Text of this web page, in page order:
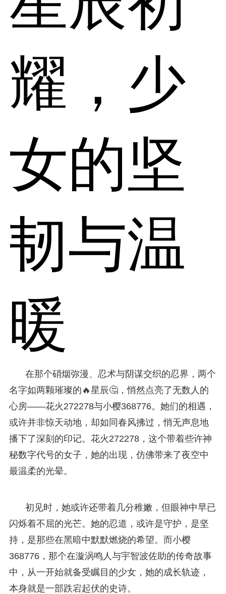
耀，少
女的坚
韧与温
暖
在那个硝烟弥漫、忍术与阴谋交织的忍界，两个
名字如两颗璀璨的🔥星辰🤔，悄然点亮了无数人的
心房——花火272278与小樱368776。她们的相遇，
或许并非惊天动地，却如同春风拂过，悄无声息地
播下了深刻的印记。花火272278，这个带着些许神
秘数字代号的女子，她的出现，仿佛带来了夜空中
最温柔的光晕。
初见时，她或许还带着几分稚嫩，但眼神中早已
闪烁着不屈的光芒。她的忍道，或许是守护，是坚
持，是那些在黑暗中默默燃烧的希望。而小樱
368776，那个在漩涡鸣人与宇智波佐助的传奇故事
中，从一开始就备受瞩目的少女，她的成长轨迹，
本身就是一部跌宕起伏的史诗。